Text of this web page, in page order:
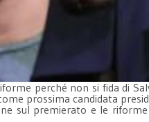
perché non si fida di
prossima candidata
sul premierato e le